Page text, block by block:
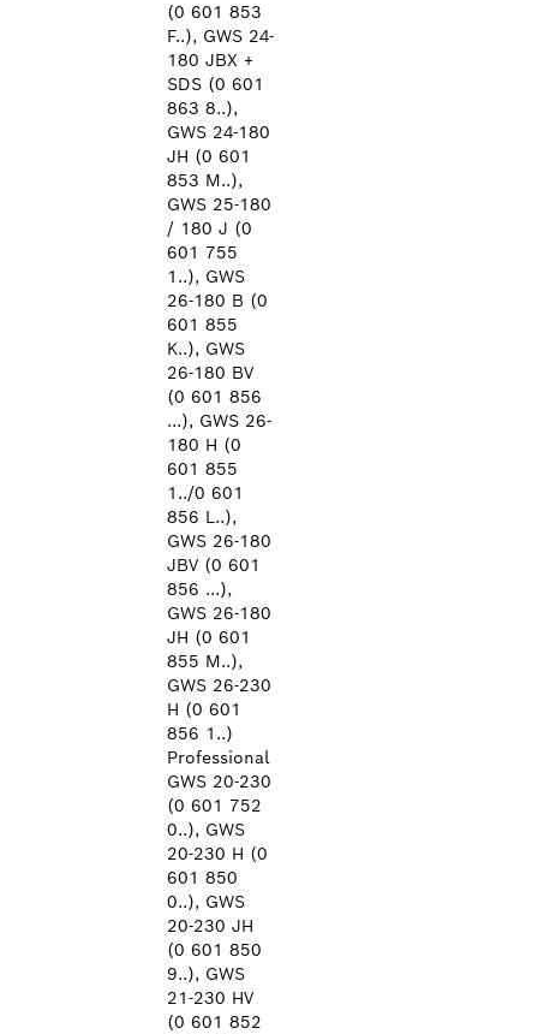
(0 601 853
F..), GWS 24-
180 JBX +
SDS (0 601
863 8..),
GWS 24-180
JH (0 601
853 M..),
GWS 25-180
/ 180 J (0
601 755
1..), GWS
26-180 B (0
601 855
K..), GWS
26-180 BV
(0 601 856
...), GWS 26-
180 H (0
601 855
1../0 601
856 L..),
GWS 26-180
JBV (0 601
856 ...),
GWS 26-180
JH (0 601
855 M..),
GWS 26-230
H (0 601
856 1..)
Professional
GWS 20-230
(0 601 752
0..), GWS
20-230 H (0
601 850
0..), GWS
20-230 JH
(0 601 850
9..), GWS
21-230 HV
(0 601 852